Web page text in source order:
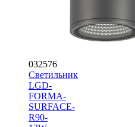
032576
Светильник
LGD-
FORMA-
SURFACE-
R90-